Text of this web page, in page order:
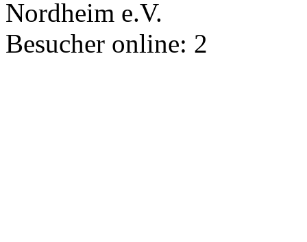
Nordheim e.V.
Besucher online: 2